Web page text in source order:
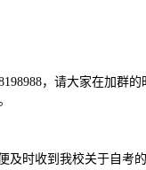
，请大家在加群
及时收到我校关于自考的